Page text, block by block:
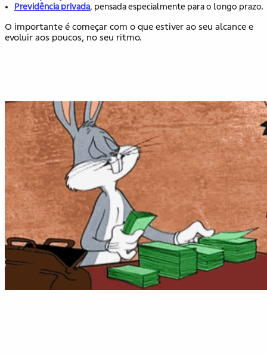
Previdência privada, pensada especialmente para o longo prazo.
O importante é começar com o que estiver ao seu alcance e
evoluir aos poucos, no seu ritmo.